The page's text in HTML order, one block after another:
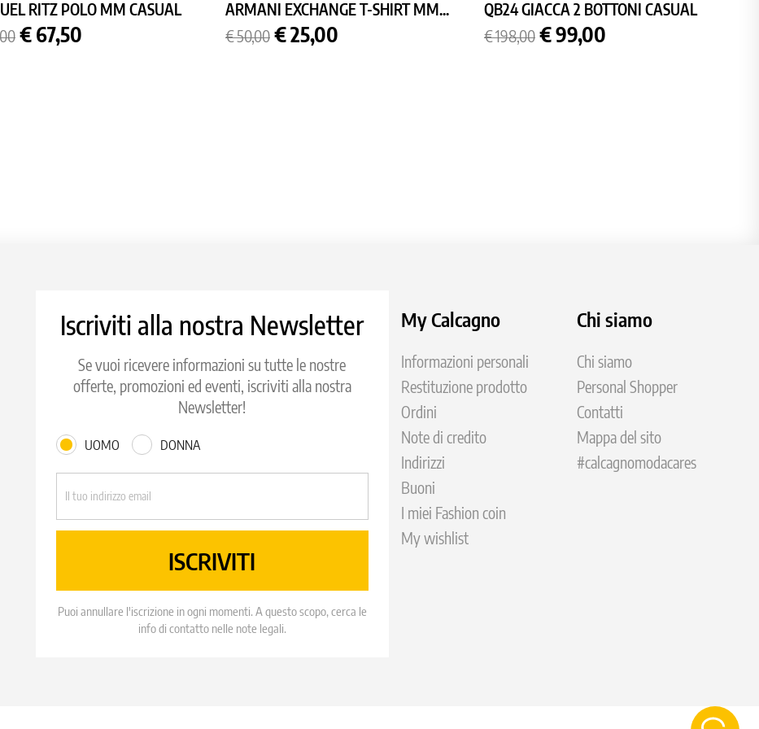
RITZ POLO MM CASUAL
Prezzo
€ 67,50
ARMANI EXCHANGE T-SHIRT MM...
Prezzo
base
€ 50,00 Prezzo
€ 25,00
QB24 GIACCA 2 BOTTONI CASUAL
Prezzo
base
€ 198,00 Prezzo
€ 99,00
Iscriviti alla nostra Newsletter
Se vuoi ricevere informazioni su tutte le nostre
offerte, promozioni ed eventi, iscriviti alla nostra
Newsletter!
UOMO DONNA
Puoi annullare l'iscrizione in ogni momenti. A questo scopo, cerca le
info di contatto nelle note legali.
My Calcagno
Informazioni personali
Restituzione prodotto
Ordini
Note di credito
Indirizzi
Buoni
I miei Fashion coin
My wishlist
Chi siamo
Chi siamo
Personal Shopper
Contatti
Mappa del sito
#calcagnomodacares